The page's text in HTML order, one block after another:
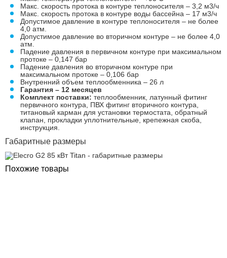
Макс. скорость протока в контуре теплоносителя – 3,2 м3/ч
Макс. скорость протока в контуре воды бассейна – 17 м3/ч
Допустимое давление в контуре теплоносителя – не более
4,0 атм.
Допустимое давление во вторичном контуре – не более 4,0
атм.
Падение давления в первичном контуре при максимальном
протоке – 0,147 бар
Падение давления во вторичном контуре при
максимальном протоке – 0,106 бар
Внутренний объем теплообменника – 26 л
Гарантия – 12 месяцев
Комплект поставки: теплообменник, латунный фитинг
первичного контура, ПВХ фитинг вторичного контура,
титановый карман для установки термостата, обратный
клапан, прокладки уплотнительные, крепежная скоба,
инструкция.
Габаритные размеры
Похожие товары